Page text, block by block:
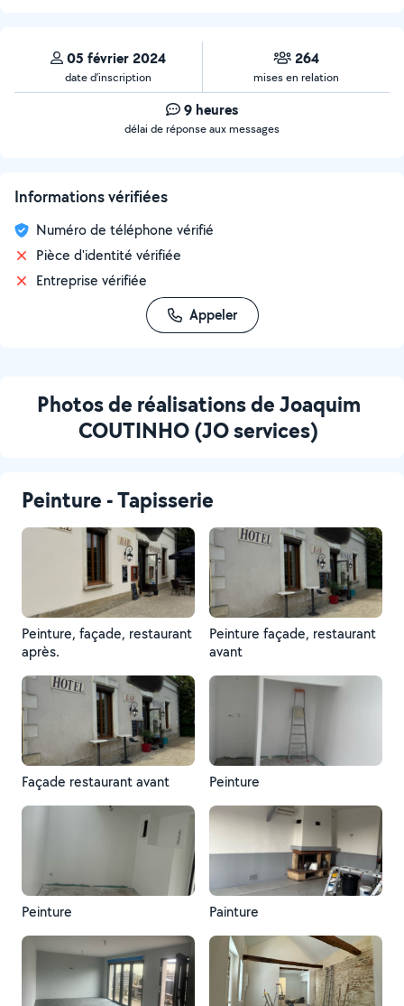
05 février 2024
date d’inscription
264
mises en relation
9 heures
délai de réponse aux messages
Informations vérifiées
Numéro de téléphone vérifié
Pièce d'identité vérifiée
Entreprise vérifiée
Appeler
Photos de réalisations de Joaquim
COUTINHO (JO services)
Peinture - Tapisserie
Peinture, façade, restaurant
après.
Peinture façade, restaurant
avant
Façade restaurant avant Peinture
Peinture Painture